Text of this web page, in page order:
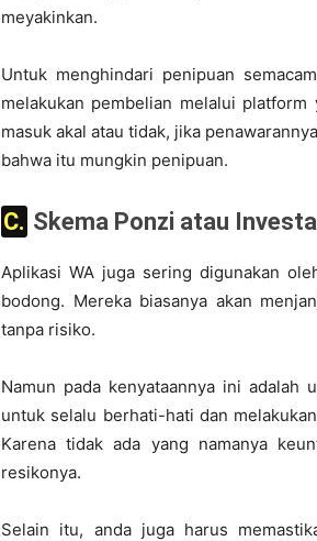
meyakinkan.
Untuk menghindari penipuan
melakukan pembelian melalui
masuk akal atau tidak, jika
bahwa itu mungkin penipuan.
C. Skema Ponzi atau
Aplikasi WA juga sering digunakan
bodong. Mereka biasanya akan
tanpa risiko.
Namun pada kenyataannya ini adalah
untuk selalu berhati-hati dan
Karena tidak ada yang namanya
resikonya.
Selain itu, anda juga harus